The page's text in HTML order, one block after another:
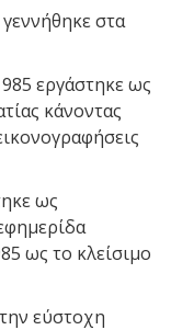
στα
εργάστηκε ως
κάνοντας
ως
ως το κλείσιμο
εύστοχη